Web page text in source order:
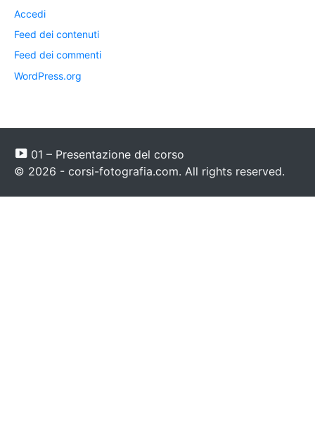
Accedi
Feed dei contenuti
Feed dei commenti
WordPress.org
01 – Presentazione del corso
© 2026 - corsi-fotografia.com. All rights reserved.